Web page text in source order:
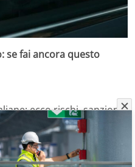
se fai ancora questo
ecco rischi, sanzioni
e come…